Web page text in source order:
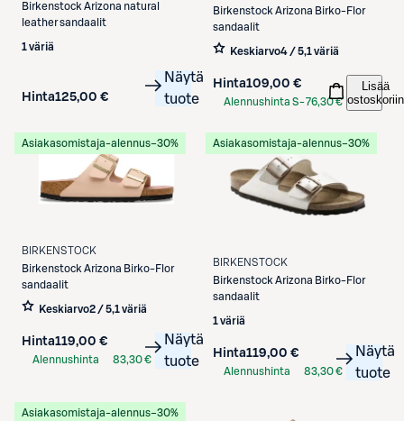
BirkenstockArizona natural
leather sandaalit
1 väriä
Hinta125,00 €
Näytä
tuote
Birkenstock Arizona Birko-Flor
sandaalit
Keskiarvo4 / 5,1 väriä
Hinta109,00 €
Alennushinta S-76,30 €
Lisää
ostoskoriin
Asiakasomistaja-alennus−30%
BIRKENSTOCK
Birkenstock Arizona Birko-Flor
sandaalit
Keskiarvo2 / 5,1 väriä
Hinta119,00 €
Alennushinta
83,30 €
Näytä
tuote
Asiakasomistaja-alennus−30%
BIRKENSTOCK
Birkenstock Arizona Birko-Flor
sandaalit
1 väriä
Hinta119,00 €
Alennushinta
83,30 €
Näytä
tuote
Asiakasomistaja-alennus−30%